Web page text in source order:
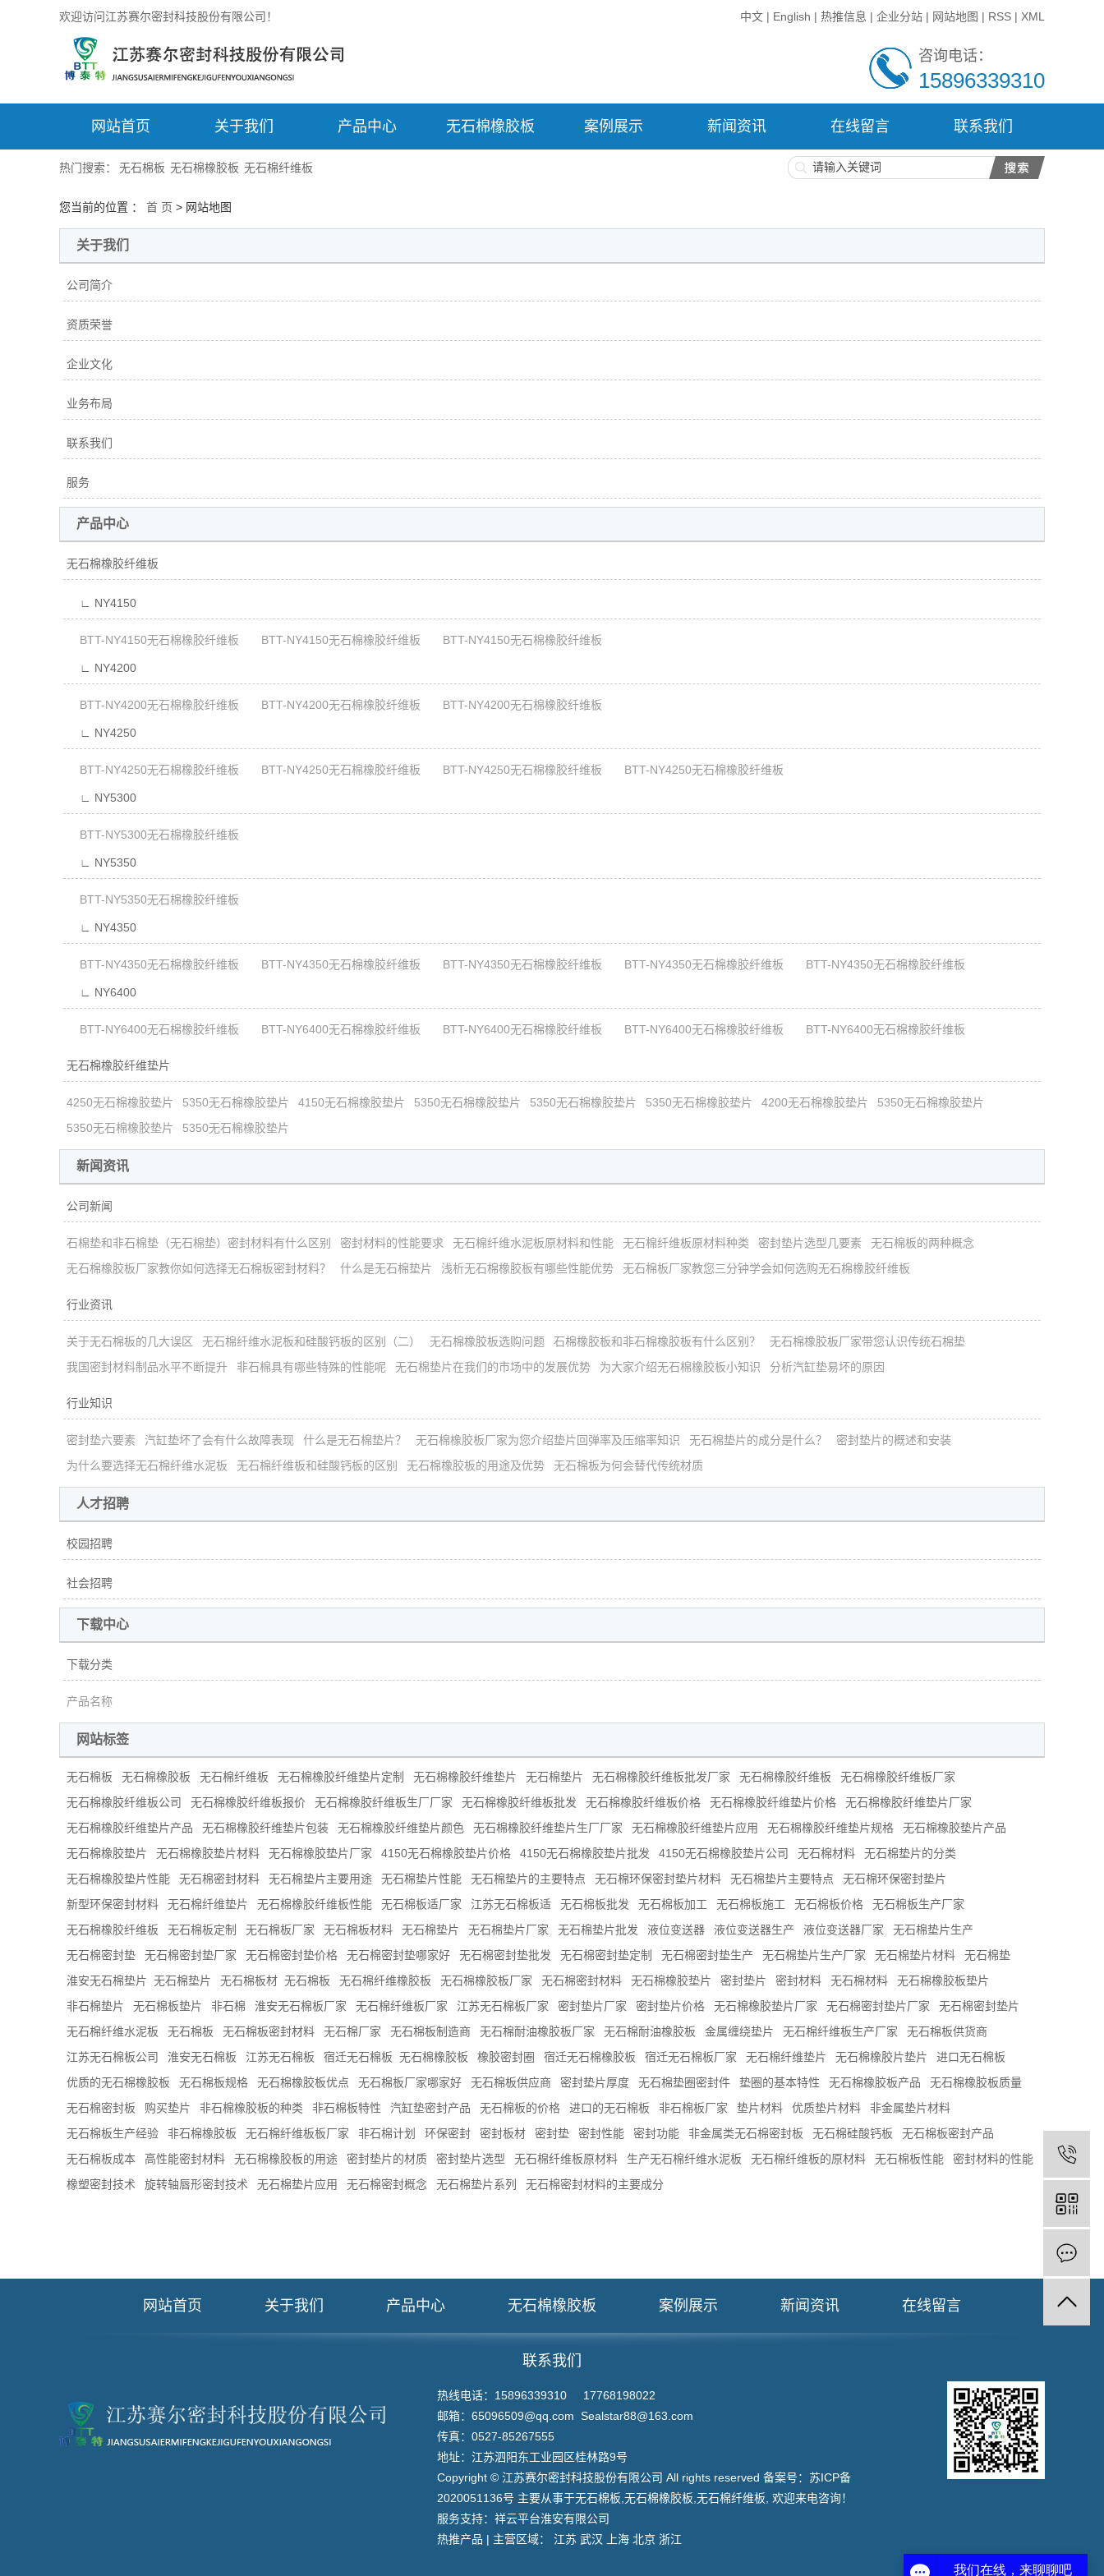
欢迎访问江苏赛尔密封科技股份有限公司！ 中文 | English | 热推信息 | 企业分站 | 网站地图 | RSS | XML
咨询电话：
15896339310
网站首页 关于我们 产品中心 无石棉橡胶板 案例展示 新闻资讯 在线留言 联系我们
热门搜索： 无石棉板 无石棉橡胶板 无石棉纤维板
您当前的位置 ： 首 页 > 网站地图
关于我们
公司简介
资质荣誉
企业文化
业务布局
联系我们
服务
产品中心
无石棉橡胶纤维板
∟ NY4150
BTT-NY4150无石棉橡胶纤维板 BTT-NY4150无石棉橡胶纤维板 BTT-NY4150无石棉橡胶纤维板
∟ NY4200
BTT-NY4200无石棉橡胶纤维板 BTT-NY4200无石棉橡胶纤维板 BTT-NY4200无石棉橡胶纤维板
∟ NY4250
BTT-NY4250无石棉橡胶纤维板 BTT-NY4250无石棉橡胶纤维板 BTT-NY4250无石棉橡胶纤维板 BTT-NY4250无石棉橡胶纤维板
∟ NY5300
BTT-NY5300无石棉橡胶纤维板
∟ NY5350
BTT-NY5350无石棉橡胶纤维板
∟ NY4350
BTT-NY4350无石棉橡胶纤维板 BTT-NY4350无石棉橡胶纤维板 BTT-NY4350无石棉橡胶纤维板 BTT-NY4350无石棉橡胶纤维板 BTT-NY4350无石棉橡胶纤维板
∟ NY6400
BTT-NY6400无石棉橡胶纤维板 BTT-NY6400无石棉橡胶纤维板 BTT-NY6400无石棉橡胶纤维板 BTT-NY6400无石棉橡胶纤维板 BTT-NY6400无石棉橡胶纤维板
无石棉橡胶纤维垫片
4250无石棉橡胶垫片 5350无石棉橡胶垫片 4150无石棉橡胶垫片 5350无石棉橡胶垫片 5350无石棉橡胶垫片 5350无石棉橡胶垫片 4200无石棉橡胶垫片
5350无石棉橡胶垫片
5350无石棉橡胶垫片
5350无石棉橡胶垫片
新闻资讯
公司新闻
石棉垫和非石棉垫（无石棉垫）密封材料有什么区别 密封材料的性能要求 无石棉纤维水泥板原材料和性能 无石棉纤维板原材料种类 密封垫片选型几要素
无石棉板的两种概念
无石棉橡胶板厂家教你如何选择无石棉板密封材料？
什么是无石棉垫片 浅析无石棉橡胶板有哪些性能优势 无石棉板厂家教您三分钟学会如何选购无石棉橡胶纤维板
行业资讯
关于无石棉板的几大误区 无石棉纤维水泥板和硅酸钙板的区别（二） 无石棉橡胶板选购问题 石棉橡胶板和非石棉橡胶板有什么区别？
无石棉橡胶板厂家带您认识传统石棉垫
我国密封材料制品水平不断提升
非石棉具有哪些特殊的性能呢 无石棉垫片在我们的市场中的发展优势 为大家介绍​无石棉橡胶板小知识 分析汽缸垫易坏的原因
行业知识
密封垫六要素 汽缸垫坏了会有什么故障表现 什么是无石棉垫片？ 无石棉橡胶板厂家为您介绍垫片回弹率及压缩率知识 无石棉垫片的成分是什么？
密封垫片的概述和安装
为什么要选择无石棉纤维水泥板
无石棉纤维板和硅酸钙板的区别 无石棉橡胶板的用途及优势 无石棉板为何会替代传统材质
人才招聘
校园招聘
社会招聘
下载中心
下载分类
产品名称
网站标签
无石棉板 无石棉橡胶板 无石棉纤维板 无石棉橡胶纤维垫片定制 无石棉橡胶纤维垫片 无石棉垫片 无石棉橡胶纤维板批发厂家 无石棉橡胶纤维板
无石棉橡胶纤维板厂家
无石棉橡胶纤维板公司
无石棉橡胶纤维板报价 无石棉橡胶纤维板生厂厂家 无石棉橡胶纤维板批发 无石棉橡胶纤维板价格 无石棉橡胶纤维垫片价格
无石棉橡胶纤维垫片厂家
无石棉橡胶纤维垫片产品
无石棉橡胶纤维垫片包装 无石棉橡胶纤维垫片颜色 无石棉橡胶纤维垫片生厂厂家 无石棉橡胶纤维垫片应用 无石棉橡胶纤维垫片规格
无石棉橡胶垫片产品
无石棉橡胶垫片
无石棉橡胶垫片材料 无石棉橡胶垫片厂家 4150无石棉橡胶垫片价格 4150无石棉橡胶垫片批发 4150无石棉橡胶垫片公司 无石棉材料
无石棉垫片的分类
无石棉橡胶垫片性能
无石棉密封材料 无石棉垫片主要用途 无石棉垫片性能 无石棉垫片的主要特点 无石棉环保密封垫片材料 无石棉垫片主要特点
无石棉环保密封垫片
新型环保密封材料
无石棉纤维垫片 无石棉橡胶纤维板性能 无石棉板适厂家 江苏无石棉板适 无石棉板批发 无石棉板加工 无石棉板施工 无石棉板价格
无石棉板生产厂家
无石棉橡胶纤维板
无石棉板定制 无石棉板厂家 无石棉板材料 无石棉垫片 无石棉垫片厂家 无石棉垫片批发 液位变送器 液位变送器生产 液位变送器厂家
无石棉垫片生产
无石棉密封垫
无石棉密封垫厂家 无石棉密封垫价格 无石棉密封垫哪家好 无石棉密封垫批发 无石棉密封垫定制 无石棉密封垫生产 无石棉垫片生产厂家 无石棉垫片材料
无石棉垫
淮安无石棉垫片 ​无石棉垫片 无石棉板材 ​无石棉板 无石棉纤维橡胶板 无石棉橡胶板厂家 无石棉密封材料 无石棉橡胶垫片 密封垫片 密封材料 无石棉材料
无石棉橡胶板垫片
非石棉垫片
无石棉板垫片 非石棉 淮安无石棉板厂家 无石棉纤维板厂家 江苏无石棉板厂家 密封垫片厂家 密封垫片价格 无石棉橡胶垫片厂家 无石棉密封垫片厂家
无石棉密封垫片
无石棉纤维水泥板
无​石棉板 无石棉板密封材料 无石棉厂家 无石棉板制造商 无石棉耐油橡胶板厂家 无石棉耐油橡胶板 金属缠绕垫片 无石棉纤维板生产厂家
无石棉板供货商
江苏无石棉板公司
淮安无石棉板 江苏无石棉板 宿迁无石棉板 ​无石棉橡胶板 橡胶密封圈 宿迁无石棉橡胶板 宿迁无石棉板厂家 无石棉纤维垫片 无石棉橡胶片垫片
进口无石棉板
优质的无石棉橡胶板
无石棉板规格 无石棉橡胶板优点 无石棉板厂家哪家好 无石棉板供应商 密封垫片厚度 无石棉垫圈密封件 垫圈的基本特性 无石棉橡胶板产品
无石棉橡胶板质量
无石棉密封板
购买垫片 非石棉橡胶板的种类 非石棉板特性 汽缸垫密封产品 无石棉板的价格 进口的无石棉板 非石棉板厂家 垫片材料 优质垫片材料
非金属垫片材料
无石棉板生产经验
非石棉橡胶板 无石棉纤维板板厂家 非石棉计划 环保密封 密封板材 密封垫 密封性能 密封功能 非金属类无石棉密封板 无石棉硅酸钙板
无石棉板密封产品
无石棉板成本
高性能密封材料 无石棉橡胶板的用途 密封垫片的材质 密封垫片选型 无石棉纤维板原材料 生产无石棉纤维水泥板 无石棉纤维板的原材料 无石棉板性能
密封材料的性能
橡塑密封技术
旋转轴唇形密封技术 无石棉垫片应用 无石棉密封概念 无石棉垫片系列 无石棉密封材料的主要成分
网站首页 关于我们 产品中心 无石棉橡胶板 案例展示 新闻资讯 在线留言
联系我们
热线电话：15896339310 17768198022
邮箱：65096509@qq.com Sealstar88@163.com
传真：0527-85267555
地址：江苏泗阳东工业园区桂林路9号
Copyright © 江苏赛尔密封科技股份有限公司 All rights reserved 备案号： 苏ICP备
2020051136号 主要从事于无石棉板 无石棉橡胶板 无石棉纤维板 , 欢迎来电咨询！
服务支持： 祥云平台淮安有限公司
热推产品 | 主营区域： 江苏 武汉 上海 北京 浙江